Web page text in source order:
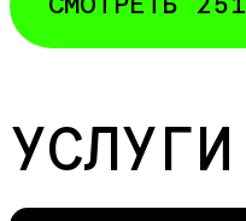
СМОТРЕТЬ 251
УСЛУГИ